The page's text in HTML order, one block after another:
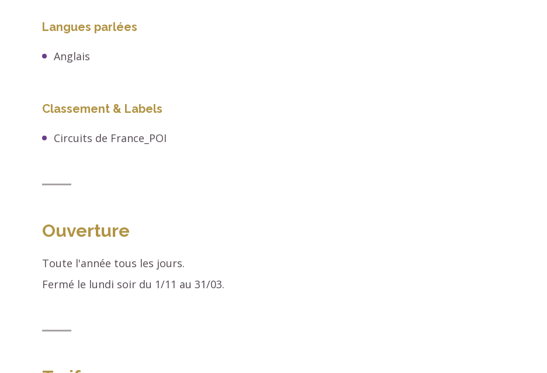
Langues parlées
Anglais
Classement & Labels
Circuits de France_POI
Ouverture
Toute l'année tous les jours.
Fermé le lundi soir du 1/11 au 31/03.